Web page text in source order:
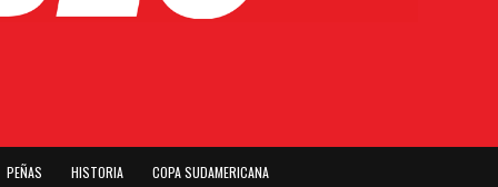
PEÑAS HISTORIA COPA SUDAMERICANA